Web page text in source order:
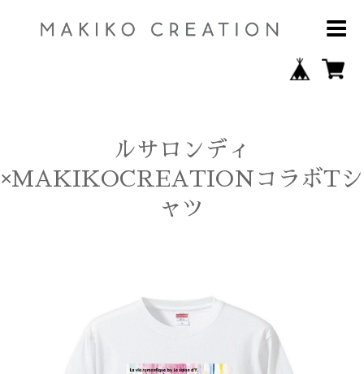
ルサロンディ
×MAKIKOCREATIONコラボTシ
ャツ